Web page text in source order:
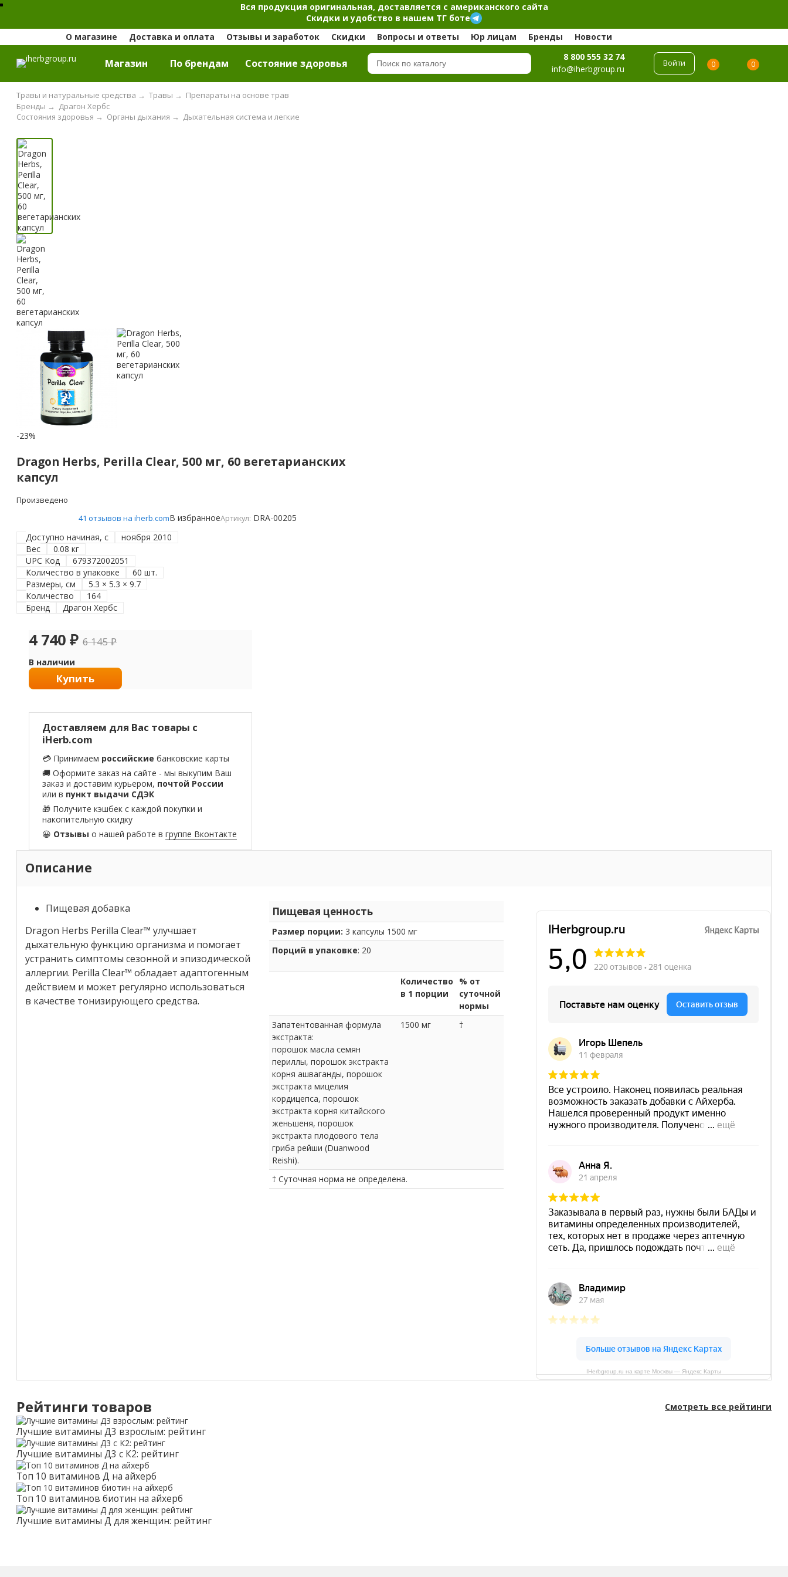
Вся продукция оригинальная, доставляется с американского сайта
Скидки и удобство в нашем ТГ боте
О магазине
Доставка и оплата Отзывы и заработок Скидки Вопросы и ответы Юр лицам Бренды Новости
Магазин По брендам Cостояние здоровья
8 800 555 32 74
info@iherbgroup.ru
Войти 0 0
Травы и натуральные средства → Травы → Препараты на основе трав
Драгон Хербс
Бренды →
Дыхательная система и легкие
Органы дыхания →
Состояния здоровья →
-23%
Dragon Herbs, Perilla Clear, 500 мг, 60 вегетарианских
капсул
Произведено
41 отзывов на iherb.comВ избранноеАртикул: DRA-00205
Доступно начиная, с
ноября 2010
Вес
0.08 кг
UPC Код
679372002051
Количество в упаковке
60 шт.
Размеры, см
5.3 × 5.3 × 9.7
Количество
164
Бренд
Драгон Хербс
4 740 ₽ 6 145₽
В наличии
Купить
Доставляем для Вас товары с
iHerb.com
💳 Принимаем российские банковские карты
🚚 Оформите заказ на сайте - мы выкупим Ваш
заказ и доставим курьером, почтой России
или в пункт выдачи СДЭК
🎁 Получите кэшбек с каждой покупки и
накопительную скидку
😀 Отзывы о нашей работе вгруппе Вконтакте
Описание
Пищевая ценность
Размер порции: 3 капсулы 1500 мг
Порций в упаковке: 20
Количество
в 1 порции
% от
суточной
нормы
Запатентованная формула
экстракта:
порошок масла семян
периллы, порошок экстракта
корня ашваганды, порошок
экстракта мицелия
кордицепса, порошок
экстракта корня китайского
женьшеня, порошок
экстракта плодового тела
гриба рейши (Duanwood
Reishi).
1500 мг †
† Суточная норма не определена.
Пищевая добавка
Dragon Herbs Perilla Clear™ улучшает
дыхательную функцию организма и помогает
устранить симптомы сезонной и эпизодической
аллергии. Perilla Clear™ обладает адаптогенным
действием и может регулярно использоваться
в качестве тонизирующего средства.
IHerbgroup.ru на карте Москвы — Яндекс Карты
Рейтинги товаров Смотреть все рейтинги
Лучшие витамины Д3 взрослым: рейтинг
Лучшие витамины Д3 с К2: рейтинг
Топ 10 витаминов Д на айхерб
Топ 10 витаминов биотин на айхерб
Лучшие витамины Д для женщин: рейтинг